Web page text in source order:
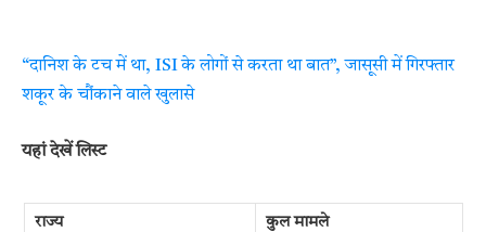
“दानिश के टच में था, ISI के लोगों से करता था बात”, जासूसी में गिरफ्तार
शकूर के चौंकाने वाले खुलासे
यहां देखें लिस्ट
राज्य कुल मामले